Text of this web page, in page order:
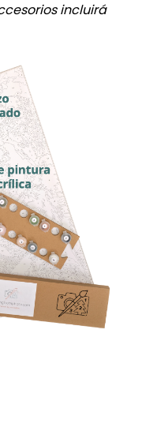
incluirá